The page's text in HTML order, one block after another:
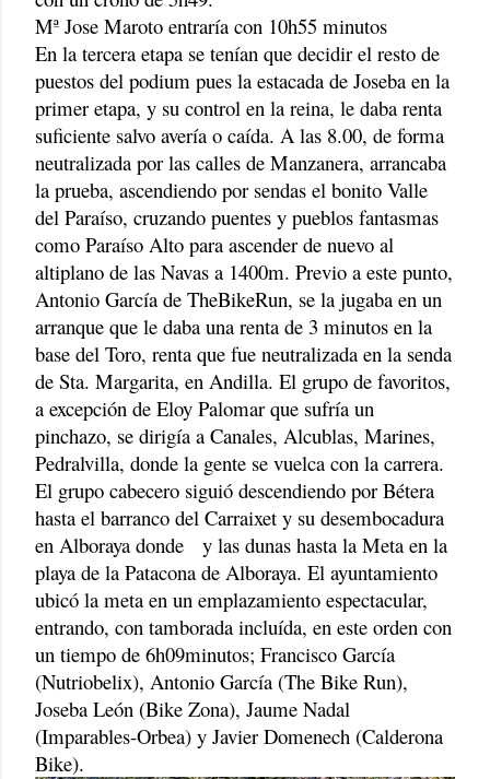
Mª Jose Maroto entraría con 10h55 minutos
En la tercera etapa se tenían que decidir el resto de
puestos del podium pues la estacada de Joseba en la
primer etapa, y su control en la reina, le daba renta
suficiente salvo avería o caída. A las 8.00, de forma
neutralizada por las calles de Manzanera, arrancaba
la prueba, ascendiendo por sendas el bonito Valle
del Paraíso, cruzando puentes y pueblos fantasmas
como Paraíso Alto para ascender de nuevo al
altiplano de las Navas a 1400m. Previo a este punto,
Antonio García de TheBikeRun, se la jugaba en un
arranque que le daba una renta de 3 minutos en la
base del Toro, renta que fue neutralizada en la senda
de Sta. Margarita, en Andilla. El grupo de favoritos,
a excepción de Eloy Palomar que sufría un
pinchazo, se dirigía a Canales, Alcublas, Marines,
Pedralvilla, donde la gente se vuelca con la carrera.
El grupo cabecero siguió descendiendo por Bétera
hasta el barranco del Carraixet y su desembocadura
en Alboraya donde
y las dunas hasta la Meta en la
playa de la Patacona de Alboraya. El ayuntamiento
ubicó la meta en un emplazamiento espectacular,
entrando, con tamborada incluída, en este orden con
un tiempo de 6h09minutos; Francisco García
(Nutriobelix), Antonio García (The Bike Run),
Joseba León (Bike Zona), Jaume Nadal
(Imparables-Orbea) y Javier Domenech (Calderona
Bike).